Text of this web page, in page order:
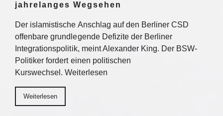
jahrelanges Wegsehen
Der islamistische Anschlag auf den Berliner CSD
offenbare grundlegende Defizite der Berliner
Integrationspolitik, meint Alexander King. Der BSW-
Politiker fordert einen politischen
Kurswechsel. Weiterlesen
Weiterlesen